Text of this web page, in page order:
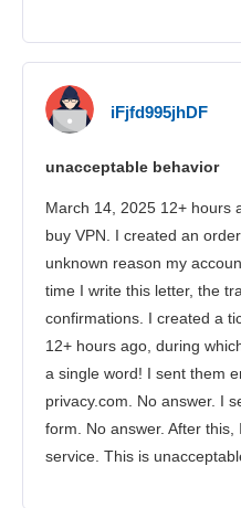
iFjfd995jhDF
unacceptable behavior
March 14, 2025 12+ hours
buy VPN. I created an
unknown reason my
time I write this letter, the
confirmations. I created a
12+ hours ago, during
a single word! I sent them
privacy.com. No answer. I
form. No answer. After
service. This is